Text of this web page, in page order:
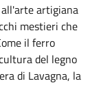
artigiana
mestieri che
il ferro
del legno
di Lavagna, la